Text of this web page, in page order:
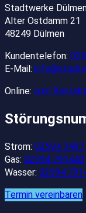
Stadtwerke
Alter Ostdamm 21
48249 Dülmen
Kundentelefon:
E-Mail:
Online: zum
Strom: 02594 3497
Gas: 02594 791440
Wasser: 02594
Termin vereinbaren